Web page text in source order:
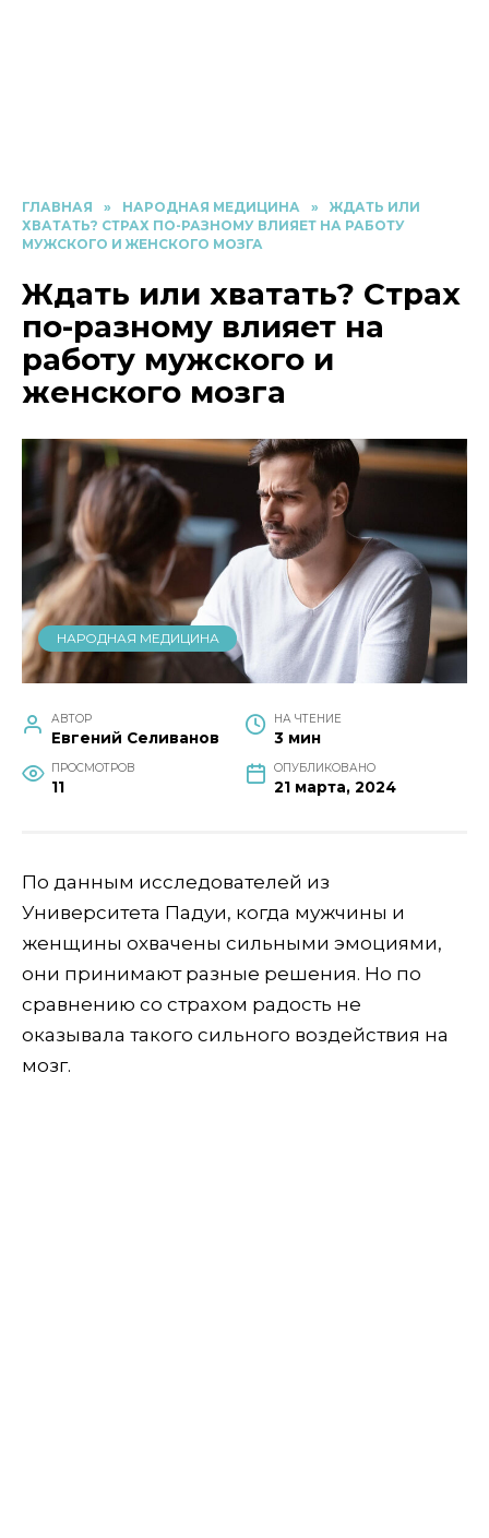
ГЛАВНАЯ » НАРОДНАЯ МЕДИЦИНА »
ЖДАТЬ ИЛИ
ХВАТАТЬ? СТРАХ ПО-РАЗНОМУ ВЛИЯЕТ НА РАБОТУ
МУЖСКОГО И ЖЕНСКОГО МОЗГА
Ждать или хватать? Страх
по-разному влияет на
работу мужского и
женского мозга
НАРОДНАЯ МЕДИЦИНА
АВТОР
Евгений Селиванов
НА ЧТЕНИЕ
3 мин
ПРОСМОТРОВ
11
ОПУБЛИКОВАНО
21 марта, 2024
По данным исследователей из
Университета Падуи, когда мужчины и
женщины охвачены сильными эмоциями,
они принимают разные решения. Но по
сравнению со страхом радость не
оказывала такого сильного воздействия на
мозг.